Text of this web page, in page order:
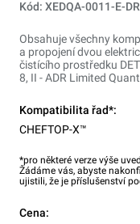
Kód: XEDQA-0011-E-
Obsahuje všechny
a propojení dvou
čistícího prostředku
8, II - ADR Limited
Kompatibilita řad*:
CHEFTOP-X™
*pro některé verze výše
Žádáme vás, abyste
ujistili, že je příslušenství
Cena: